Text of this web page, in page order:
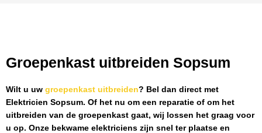
Groepenkast uitbreiden Sopsum
Wilt u uw groepenkast uitbreiden? Bel dan direct met
Elektricien Sopsum. Of het nu om een reparatie of om het
uitbreiden van de groepenkast gaat, wij lossen het graag voor
u op. Onze bekwame elektriciens zijn snel ter plaatse en